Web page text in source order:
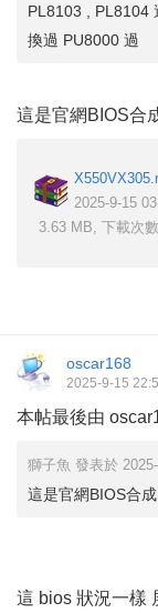
PL8103 , PL8104
換過 PU8000 過
這是官網BIOS合
2025-9-15
3.63 MB, 下載次
oscar168
2025-9-15
本帖最後由
獅子魚 發表於
這是官網BIOS合成
這 bios 狀況一樣